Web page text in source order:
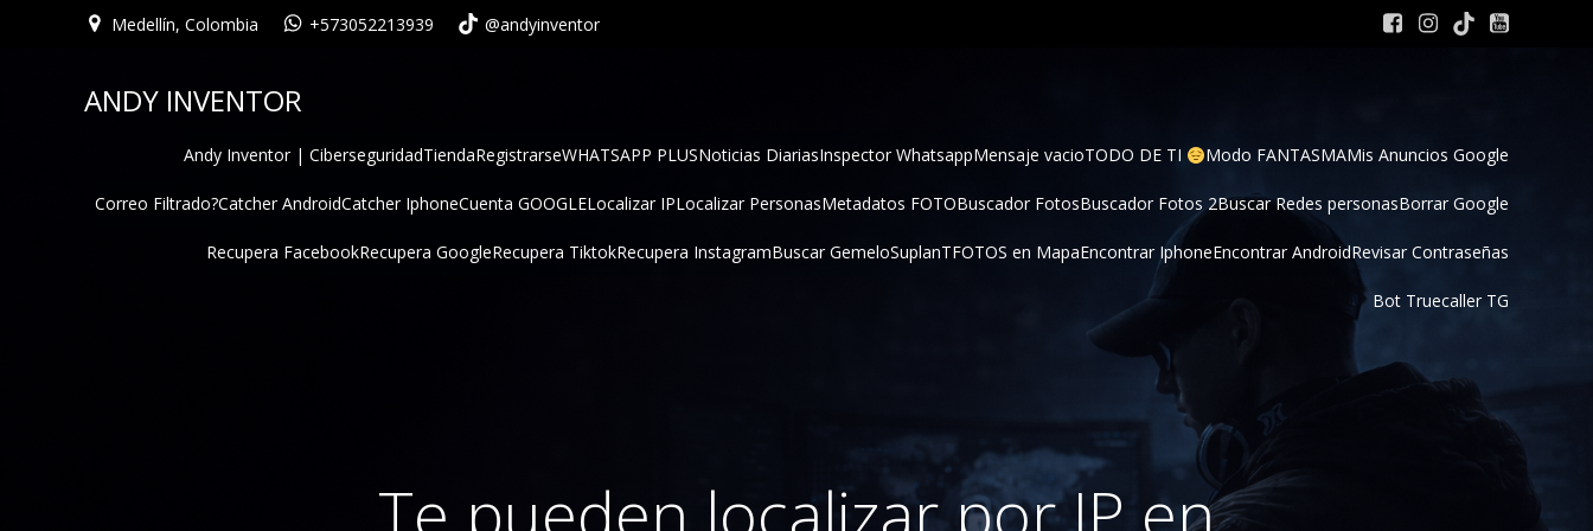
Medellín, Colombia +573052213939 @andyinventor
ANDY INVENTOR
Andy Inventor | CiberseguridadTiendaRegistrarseWHATSAPP PLUSNoticias DiariasInspector WhatsappMensaje vacioTODO DE TI Modo FANTASMAMis Anuncios Google
Correo Filtrado?Catcher AndroidCatcher IphoneCuenta GOOGLELocalizar IPLocalizar PersonasMetadatos FOTOBuscador FotosBuscador Fotos 2Buscar Redes personasBorrar Google
Recupera FacebookRecupera GoogleRecupera TiktokRecupera InstagramBuscar GemeloSuplanTFOTOS en MapaEncontrar IphoneEncontrar AndroidRevisar Contraseñas
Bot Truecaller TG
Te pueden localizar por IP en